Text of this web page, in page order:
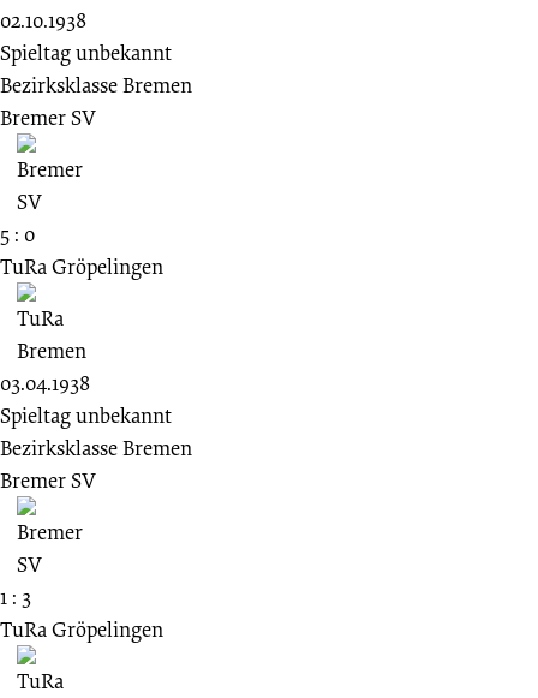
02.10.1938
Spieltag unbekannt
Bezirksklasse Bremen
Bremer SV
5 : 0
TuRa Gröpelingen
03.04.1938
Spieltag unbekannt
Bezirksklasse Bremen
Bremer SV
1 : 3
TuRa Gröpelingen